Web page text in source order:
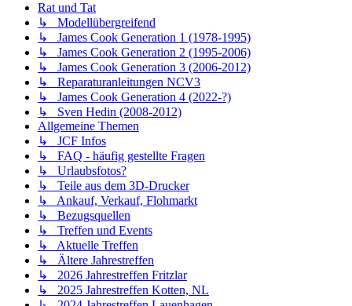
Rat und Tat
↳ Modellübergreifend
↳ James Cook Generation 1 (1978-1995)
↳ James Cook Generation 2 (1995-2006)
↳ James Cook Generation 3 (2006-2012)
↳ Reparaturanleitungen NCV3
↳ James Cook Generation 4 (2022-?)
↳ Sven Hedin (2008-2012)
Allgemeine Themen
↳ JCF Infos
↳ FAQ - häufig gestellte Fragen
↳ Urlaubsfotos?
↳ Teile aus dem 3D-Drucker
↳ Ankauf, Verkauf, Flohmarkt
↳ Bezugsquellen
↳ Treffen und Events
↳ Aktuelle Treffen
↳ Ältere Jahrestreffen
↳ 2026 Jahrestreffen Fritzlar
↳ 2025 Jahrestreffen Kotten, NL